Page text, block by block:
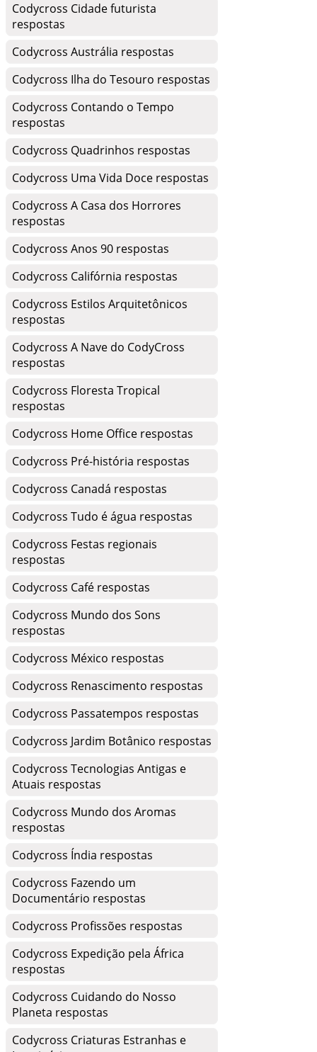
Codycross Cidade futurista
respostas
Codycross Austrália respostas
Codycross Ilha do Tesouro respostas
Codycross Contando o Tempo
respostas
Codycross Quadrinhos respostas
Codycross Uma Vida Doce respostas
Codycross A Casa dos Horrores
respostas
Codycross Anos 90 respostas
Codycross Califórnia respostas
Codycross Estilos Arquitetônicos
respostas
Codycross A Nave do CodyCross
respostas
Codycross Floresta Tropical
respostas
Codycross Home Office respostas
Codycross Pré-história respostas
Codycross Canadá respostas
Codycross Tudo é água respostas
Codycross Festas regionais
respostas
Codycross Café respostas
Codycross Mundo dos Sons
respostas
Codycross México respostas
Codycross Renascimento respostas
Codycross Passatempos respostas
Codycross Jardim Botânico respostas
Codycross Tecnologias Antigas e
Atuais respostas
Codycross Mundo dos Aromas
respostas
Codycross Índia respostas
Codycross Fazendo um
Documentário respostas
Codycross Profissões respostas
Codycross Expedição pela África
respostas
Codycross Cuidando do Nosso
Planeta respostas
Codycross Criaturas Estranhas e